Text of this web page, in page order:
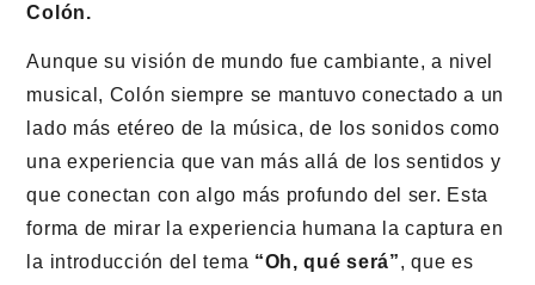
Colón.
Aunque su visión de mundo fue cambiante, a nivel
musical, Colón siempre se mantuvo conectado a un
lado más etéreo de la música, de los sonidos como
una experiencia que van más allá de los sentidos y
que conectan con algo más profundo del ser. Esta
forma de mirar la experiencia humana la captura en
la introducción del tema “Oh, qué será”, que es